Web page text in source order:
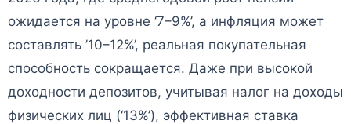
ожидается на уровне ‘7–9%’, а инфляция может
составлять ’10–12%’, реальная покупательная
способность сокращается. Даже при высокой
доходности депозитов, учитывая налог на доходы
физических лиц (‘13%’), эффективная ставка